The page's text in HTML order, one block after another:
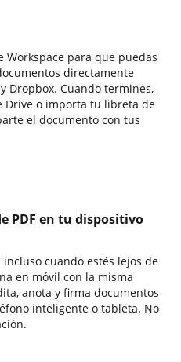
Workspace para que puedas
directamente
Dropbox. Cuando termines,
Drive o importa tu libreta de
el documento con tus
PDF en tu dispositivo
cuando estés lejos de
en móvil con la misma
anota y firma documentos
inteligente o tableta. No